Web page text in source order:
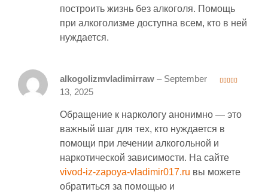
построить жизнь без алкоголя. Помощь
при алкоголизме доступна всем, кто в ней
нуждается.
alkogolizmvladimirraw – September
13, 2025
Обращение к наркологу анонимно — это
важный шаг для тех, кто нуждается в
помощи при лечении алкогольной и
наркотической зависимости. На сайте
vivod-iz-zapoya-vladimir017.ru вы можете
обратиться за помощью и